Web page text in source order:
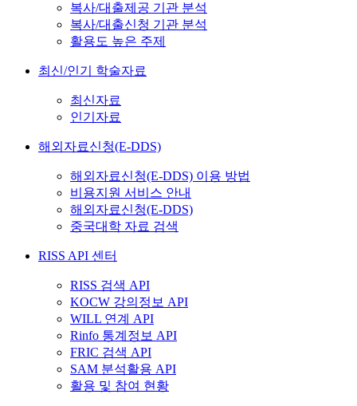
복사/대출제공 기관 분석
복사/대출신청 기관 분석
활용도 높은 주제
최신/인기 학술자료
최신자료
인기자료
해외자료신청(E-DDS)
해외자료신청(E-DDS) 이용 방법
비용지원 서비스 안내
해외자료신청(E-DDS)
중국대학 자료 검색
RISS API 센터
RISS 검색 API
KOCW 강의정보 API
WILL 연계 API
Rinfo 통계정보 API
FRIC 검색 API
SAM 분석활용 API
활용 및 참여 현황